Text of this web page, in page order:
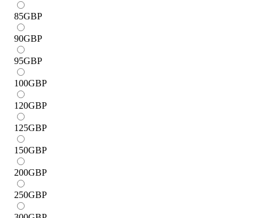
85GBP
90GBP
95GBP
100GBP
120GBP
125GBP
150GBP
200GBP
250GBP